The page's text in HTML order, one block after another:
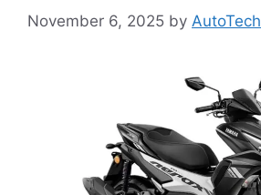
November 6, 2025 by AutoTech